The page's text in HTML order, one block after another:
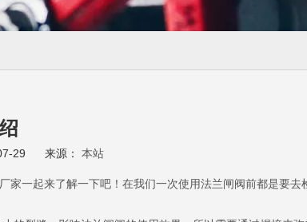
29 来源： 本站
一起来了解一下吧！在我们一次使用法兰闸阀前都是要去